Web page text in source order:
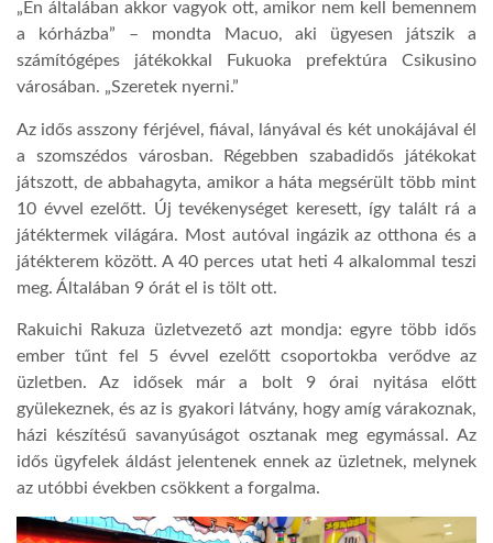
„ Én általában akkor vagyok ott, amikor nem kell bemennem
a kórházba” – mondta Macuo, aki ügyesen játszik a
számítógépes játékokkal Fukuoka prefektúra Csikusino
városában. „Szeretek nyerni.”
Az idős asszony férjével, fiával, lányával és két unokájával él
a szomszédos városban. Régebben szabadidős játékokat
játszott, de abbahagyta, amikor a háta megsérült több mint
10 évvel ezelőtt. Új tevékenységet keresett, így talált rá a
játéktermek világára. Most autóval ingázik az otthona és a
játékterem között. A 40 perces utat heti 4 alkalommal teszi
meg. Általában 9 órát el is tölt ott.
Rakuichi Rakuza üzletvezető azt mondja: egyre több idős
ember tűnt fel 5 évvel ezelőtt csoportokba verődve az
üzletben. Az idősek már a bolt 9 órai nyitása előtt
gyülekeznek, és az is gyakori látvány, hogy amíg várakoznak,
házi készítésű savanyúságot osztanak meg egymással. Az
idős ügyfelek áldást jelentenek ennek az üzletnek, melynek
az utóbbi években csökkent a forgalma.